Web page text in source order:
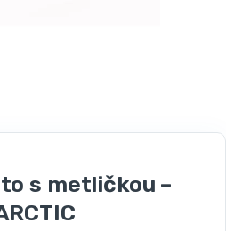
s metličkou –